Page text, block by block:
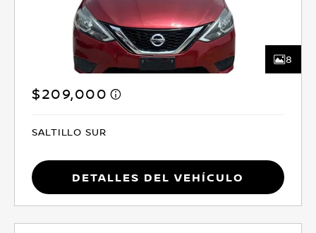
8
$209,000
SALTILLO SUR
Detalles del vehículo